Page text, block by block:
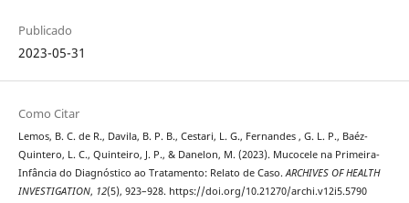
Publicado
2023-05-31
Como Citar
Lemos, B. C. de R., Davila, B. P. B., Cestari, L. G., Fernandes , G. L. P., Baéz-
Quintero, L. C., Quinteiro, J. P., & Danelon, M. (2023). Mucocele na Primeira-
Infância do Diagnóstico ao Tratamento: Relato de Caso.ARCHIVES OF HEALTH
INVESTIGATION, 12(5), 923–928. https://doi.org/10.21270/archi.v12i5.5790